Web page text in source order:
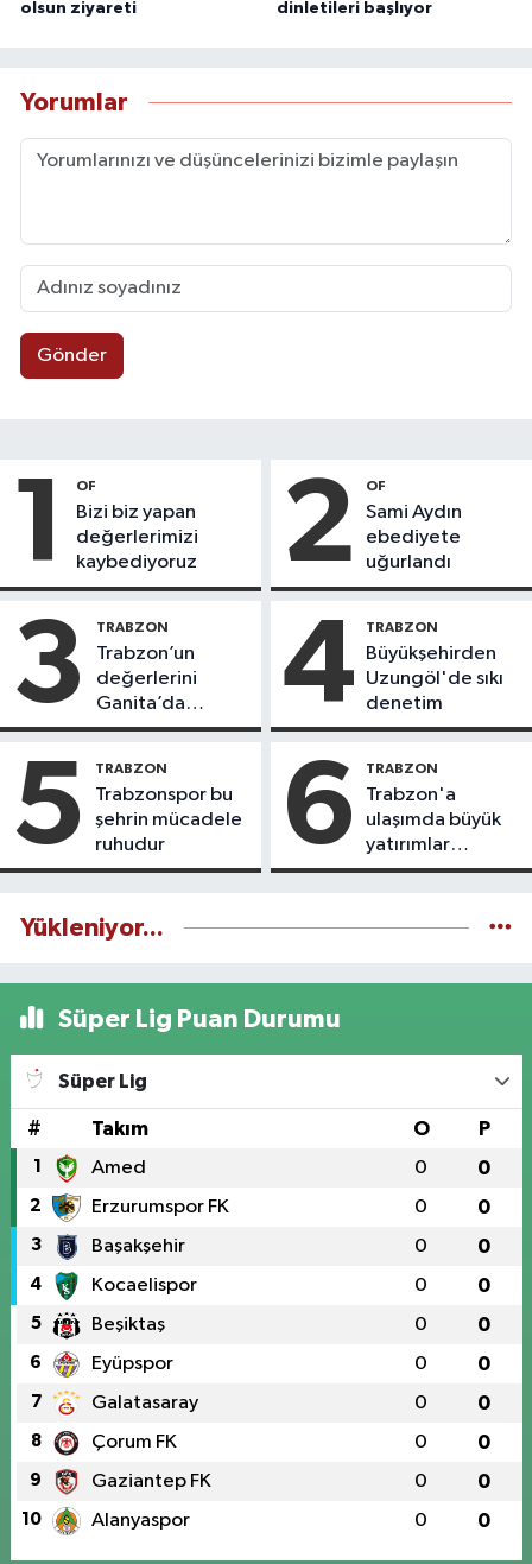
olsun ziyareti dinletileri başlıyor
Yorumlar
Gönder
1 OF
Bizi biz yapan
değerlerimizi
kaybediyoruz
2 OF
Sami Aydın
ebediyete
uğurlandı
3 TRABZON
Trabzon’un
değerlerini
Ganita’da
yaşatıyoruz
4 TRABZON
Büyükşehirden
Uzungöl'de sıkı
denetim
5 TRABZON
Trabzonspor bu
şehrin mücadele
ruhudur
6 TRABZON
Trabzon'a
ulaşımda büyük
yatırımlar
yapılıyor
Yükleniyor...
Süper Lig Puan Durumu
Süper Lig
# Takım O P
1 Amed 0 0
2 Erzurumspor FK 0 0
3 Başakşehir 0 0
4 Kocaelispor 0 0
5 Beşiktaş 0 0
6 Eyüpspor 0 0
7 Galatasaray 0 0
8 Çorum FK 0 0
9 Gaziantep FK 0 0
10 Alanyaspor 0 0